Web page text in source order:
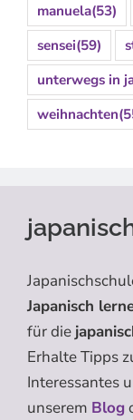
manuela(53)
sensei(59)
unterwegs in
weihnachten
Japanisch
für die
Erhalte Tipps
Interessantes
unserem Blog